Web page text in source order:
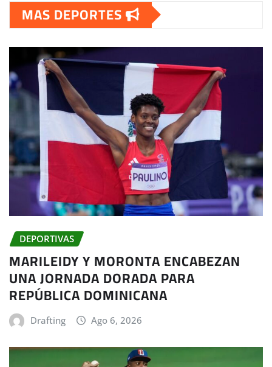
MAS DEPORTES
DEPORTIVAS
MARILEIDY Y MORONTA ENCABEZAN
UNA JORNADA DORADA PARA
REPÚBLICA DOMINICANA
Drafting Ago 6, 2026